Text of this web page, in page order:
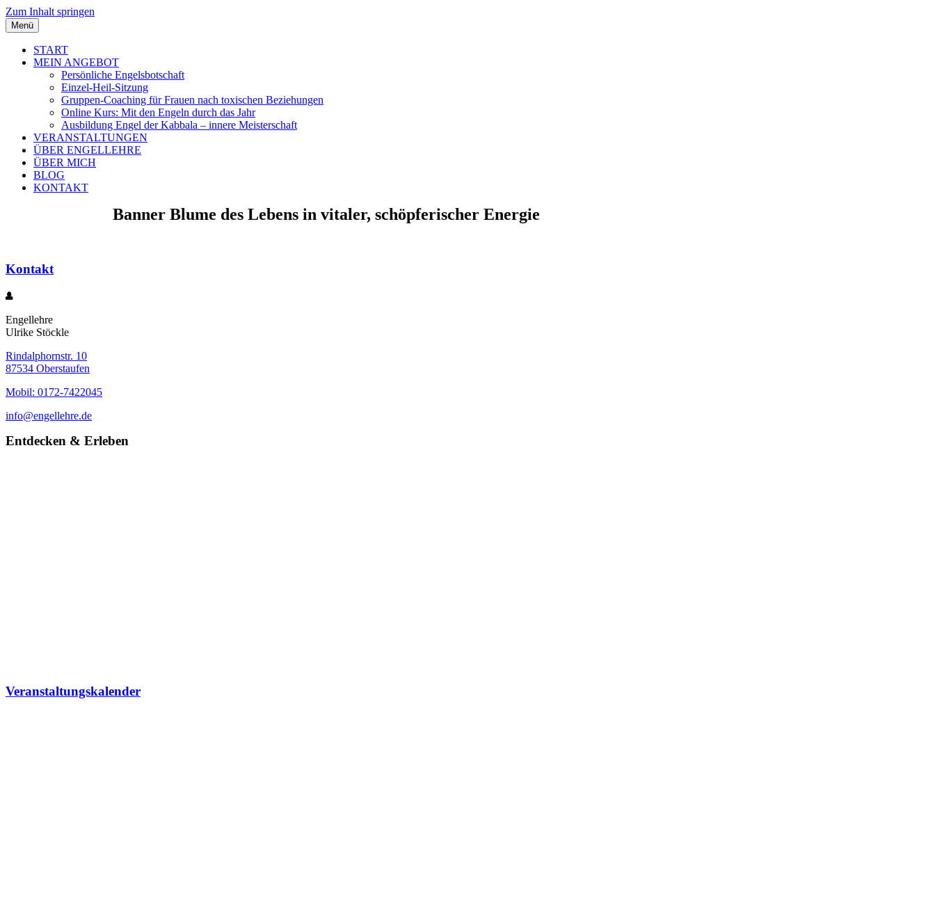
Zum Inhalt springen
Menü
START
MEIN ANGEBOT
Persönliche Engelsbotschaft
Einzel-Heil-Sitzung
Gruppen-Coaching für Frauen nach toxischen Beziehungen
Online Kurs: Mit den Engeln durch das Jahr
Ausbildung Engel der Kabbala – innere Meisterschaft
VERANSTALTUNGEN
ÜBER ENGELLEHRE
ÜBER MICH
BLOG
KONTAKT
Banner Blume des Lebens in vitaler, schöpferischer Energie
Kontakt
Engellehre
Ulrike Stöckle
Rindalphornstr. 10
87534 Oberstaufen
Mobil: 0172-7422045
info@engellehre.de
Entdecken & Erleben
Veranstaltungskalender